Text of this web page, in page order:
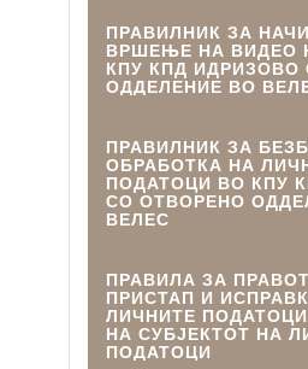
ПРАВИЛНИК ЗА
ВРШЕЊЕ НА ВИДЕО
КПУ КПД
ОДДЕЛЕНИЕ ВО
ПРАВИЛНИК ЗА
ОБРАБОТКА НА
ПОДАТОЦИ ВО КПУ
СО ОТВОРЕНО
ВЕЛЕС
ПРАВИЛА ЗА
ПРИСТАП И
ЛИЧНИТЕ
НА СУБЈЕКТОТ НА
ПОДАТОЦИ